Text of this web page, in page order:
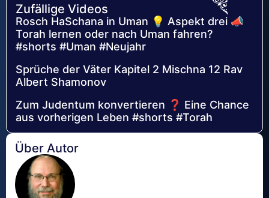
Zufällige Videos
Rosch HaSchana in Uman 💡 Aspekt drei 📣
Torah lernen oder nach Uman fahren?
#shorts #Uman #Neujahr
Sprüche der Väter Kapitel 2 Mischna 12 Rav
Albert Shamonov
Zum Judentum konvertieren ❓ Eine Chance
aus vorherigen Leben #shorts #Torah
Über Autor